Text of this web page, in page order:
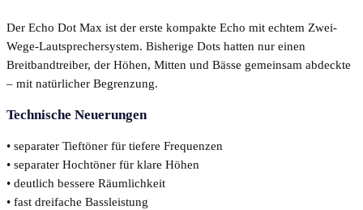
Der Echo Dot Max ist der erste kompakte Echo mit echtem Zwei-
Wege-Lautsprechersystem. Bisherige Dots hatten nur einen
Breitbandtreiber, der Höhen, Mitten und Bässe gemeinsam abdeckte
– mit natürlicher Begrenzung.
Technische Neuerungen
• separater Tieftöner für tiefere Frequenzen
• separater Hochtöner für klare Höhen
• deutlich bessere Räumlichkeit
• fast dreifache Bassleistung